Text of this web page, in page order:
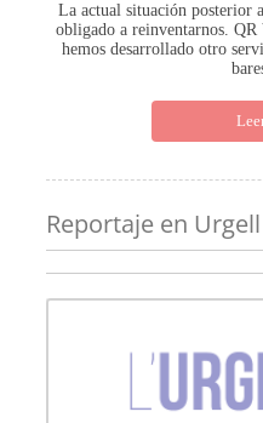
La actual situación posterior
obligado a reinventarnos.
hemos desarrollado otro
Reportaje en